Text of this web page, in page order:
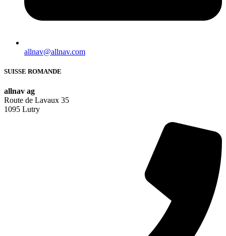
allnav@allnav.com
SUISSE ROMANDE
allnav ag
Route de Lavaux 35
1095 Lutry